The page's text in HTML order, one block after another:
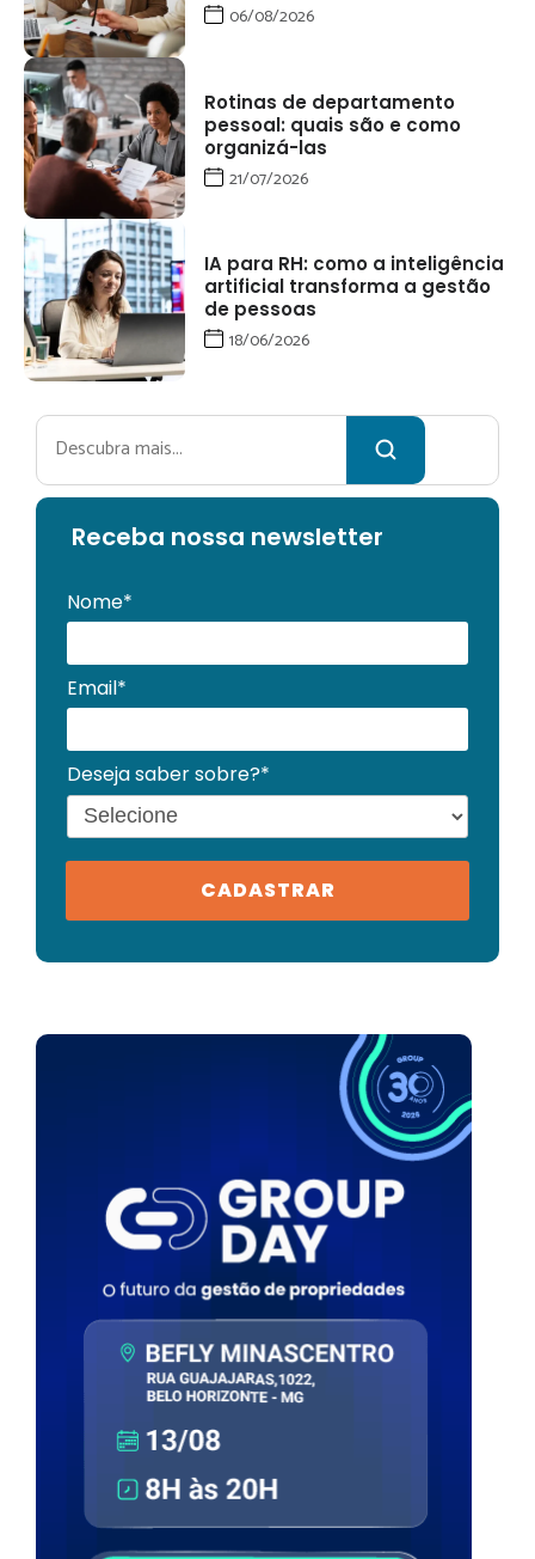
06/08/2026
Rotinas de departamento
pessoal: quais são e como
organizá-las
21/07/2026
IA para RH: como a inteligência
artificial transforma a gestão
de pessoas
18/06/2026
Pesquisar
Receba nossa newsletter
Nome*
Email*
Deseja saber sobre?*
CADASTRAR